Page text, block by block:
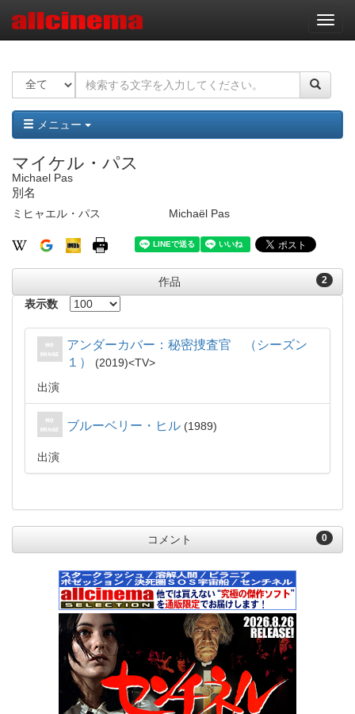
ナ
ビ
ー
ョ
ン
メニュー
マイケル・パス
Michael Pas
別名
ミヒャエル・パス Michaël Pas
2
作品
表示数
アンダーカバー：秘密捜査官 （シーズン
１）
2019
TV
出演
ブルーベリー・ヒル 1989
出演
0
コメント